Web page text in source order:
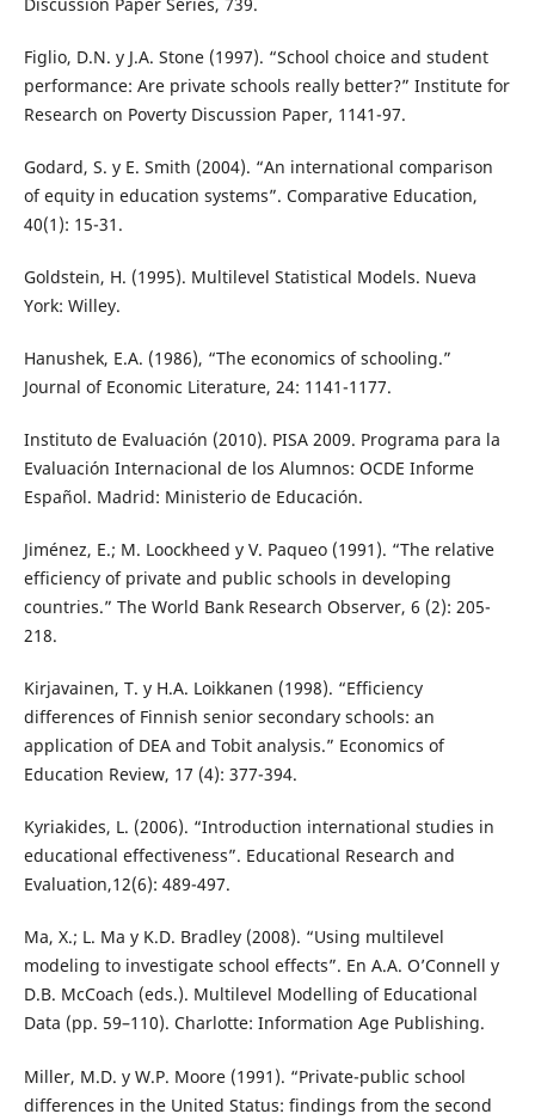
Discussion Paper Series, 739.
Figlio, D.N. y J.A. Stone (1997). “School choice and student
performance: Are private schools really better?” Institute for
Research on Poverty Discussion Paper, 1141-97.
Godard, S. y E. Smith (2004). “An international comparison
of equity in education systems”. Comparative Education,
40(1): 15-31.
Goldstein, H. (1995). Multilevel Statistical Models. Nueva
York: Willey.
Hanushek, E.A. (1986), “The economics of schooling.”
Journal of Economic Literature, 24: 1141-1177.
Instituto de Evaluación (2010). PISA 2009. Programa para la
Evaluación Internacional de los Alumnos: OCDE Informe
Español. Madrid: Ministerio de Educación.
Jiménez, E.; M. Loockheed y V. Paqueo (1991). “The relative
efficiency of private and public schools in developing
countries.” The World Bank Research Observer, 6 (2): 205-
218.
Kirjavainen, T. y H.A. Loikkanen (1998). “Efficiency
differences of Finnish senior secondary schools: an
application of DEA and Tobit analysis.” Economics of
Education Review, 17 (4): 377-394.
Kyriakides, L. (2006). “Introduction international studies in
educational effectiveness”. Educational Research and
Evaluation,12(6): 489-497.
Ma, X.; L. Ma y K.D. Bradley (2008). “Using multilevel
modeling to investigate school effects”. En A.A. O’Connell y
D.B. McCoach (eds.). Multilevel Modelling of Educational
Data (pp. 59–110). Charlotte: Information Age Publishing.
Miller, M.D. y W.P. Moore (1991). “Private-public school
differences in the United Status: findings from the second